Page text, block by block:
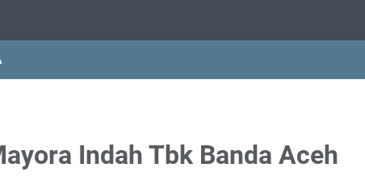
Indah Tbk Banda Aceh